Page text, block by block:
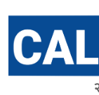
content